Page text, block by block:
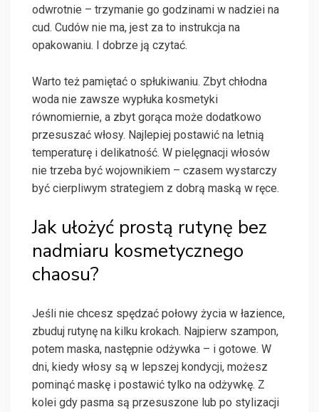
odwrotnie – trzymanie go godzinami w nadziei na
cud. Cudów nie ma, jest za to instrukcja na
opakowaniu. I dobrze ją czytać.
Warto też pamiętać o spłukiwaniu. Zbyt chłodna
woda nie zawsze wypłuka kosmetyki
równomiernie, a zbyt gorąca może dodatkowo
przesuszać włosy. Najlepiej postawić na letnią
temperaturę i delikatność. W pielęgnacji włosów
nie trzeba być wojownikiem – czasem wystarczy
być cierpliwym strategiem z dobrą maską w ręce.
Jak ułożyć prostą rutynę bez
nadmiaru kosmetycznego
chaosu?
Jeśli nie chcesz spędzać połowy życia w łazience,
zbuduj rutynę na kilku krokach. Najpierw szampon,
potem maska, następnie odżywka – i gotowe. W
dni, kiedy włosy są w lepszej kondycji, możesz
pominąć maskę i postawić tylko na odżywkę. Z
kolei gdy pasma są przesuszone lub po stylizacji